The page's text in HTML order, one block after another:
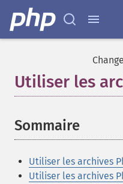
Utiliser les
Sommaire
Utiliser les archives
Utiliser les archives